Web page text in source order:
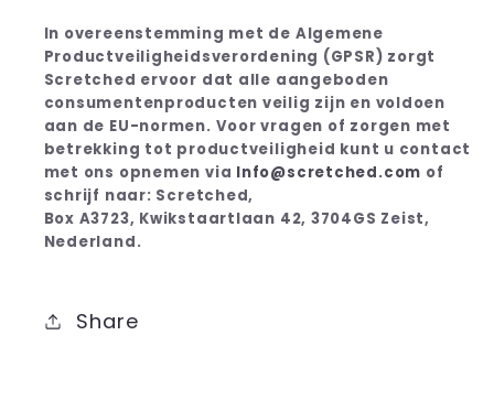
In overeenstemming met de Algemene
Productveiligheidsverordening (GPSR) zorgt
Scretched ervoor dat alle aangeboden
consumentenproducten veilig zijn en voldoen
aan de EU-normen. Voor vragen of zorgen met
betrekking tot productveiligheid kunt u contact
met ons opnemen via Info@scretched.com of
schrijf naar: Scretched,
Box A3723, Kwikstaartlaan 42, 3704GS Zeist,
Nederland.
Share